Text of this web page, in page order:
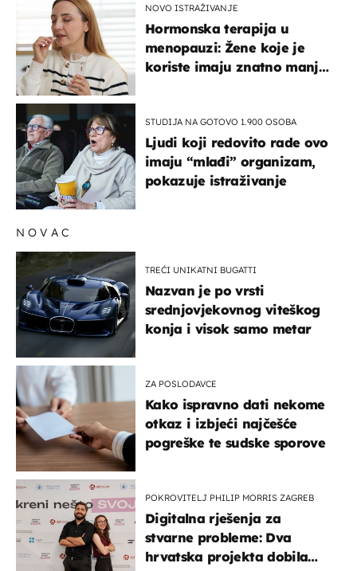
NOVO ISTRAŽIVANJE
Hormonska terapija u
menopauzi: Žene koje je
koriste imaju znatno manji
STUDIJA NA GOTOVO 1.900 OSOBA
Ljudi koji redovito rade ovo
imaju “mlađi” organizam,
pokazuje istraživanje
NOVAC
TREĆI UNIKATNI BUGATTI
Nazvan je po vrsti
srednjovjekovnog viteškog
konja i visok samo metar
ZA POSLODAVCE
Kako ispravno dati nekome
otkaz i izbjeći najčešće
pogreške te sudske sporove
POKROVITELJ PHILIP MORRIS ZAGREB
Digitalna rješenja za
stvarne probleme: Dva
hrvatska projekta dobila